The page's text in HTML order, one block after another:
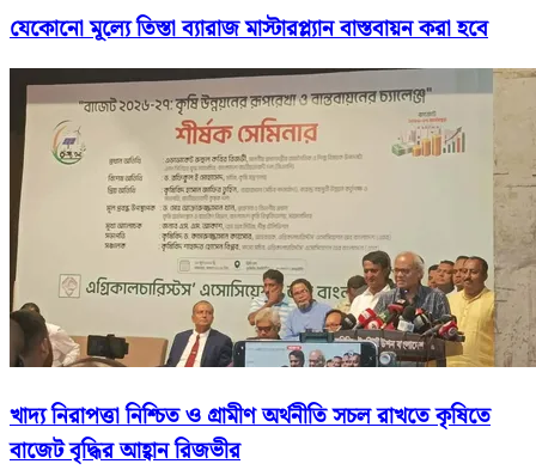
যেকোনো মূল্যে তিস্তা ব্যারাজ মাস্টারপ্ল্যান বাস্তবায়ন করা হবে
খাদ্য নিরাপত্তা নিশ্চিত ও গ্রামীণ অর্থনীতি সচল রাখতে কৃষিতে
বাজেট বৃদ্ধির আহ্বান রিজভীর